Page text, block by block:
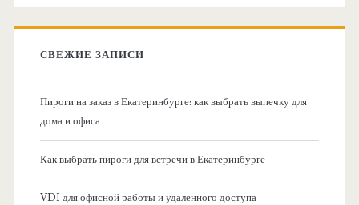
:
СВЕЖИЕ ЗАПИСИ
Пироги на заказ в Екатеринбурге: как выбрать выпечку для
дома и офиса
Как выбрать пироги для встречи в Екатеринбурге
VDI для офисной работы и удаленного доступа